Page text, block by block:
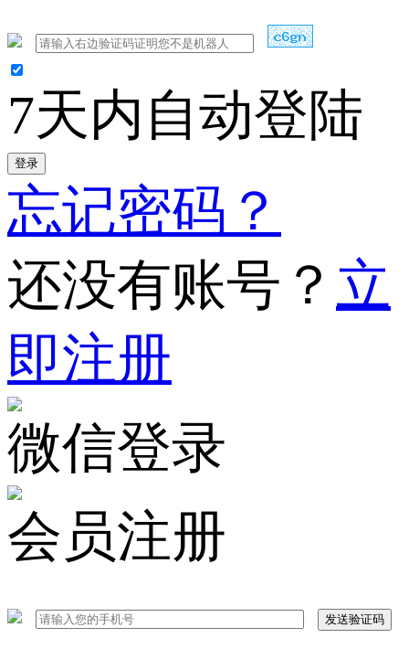
7天内自动登陆
登录
忘记密码？
还没有账号？ 立
即注册
微信登录
会员注册
发送验证码